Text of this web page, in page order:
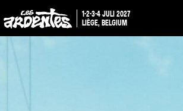
1-2-3-4 JULI 2027
LIÈGE, BELGIUM